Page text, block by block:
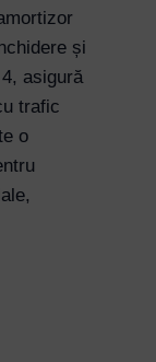
și
asigură
trafic
o